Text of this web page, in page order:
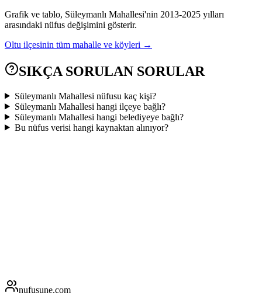
Grafik ve tablo, Süleymanlı Mahallesi'nin 2013-2025 yılları
arasındaki nüfus değişimini gösterir.
Oltu ilçesinin tüm mahalle ve köyleri →
SIKÇA SORULAN SORULAR
Süleymanlı Mahallesi nüfusu kaç kişi?
Süleymanlı Mahallesi hangi ilçeye bağlı?
Süleymanlı Mahallesi hangi belediyeye bağlı?
Bu nüfus verisi hangi kaynaktan alınıyor?
nufusune.com